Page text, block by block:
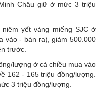
Châu giữ ở mức 3 triệu
yết vàng miếng SJC ở
vào - bán ra), giảm 500.000
trước.
lượng ở cả chiều mua vào
162 - 165 triệu đồng/lượng.
3 triệu đồng/lượng.